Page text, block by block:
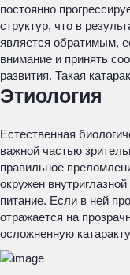
постоянно
структур, что в
является обратимым,
внимание и принять
развития. Такая
Этиология
Естественная
важной частью
правильное
окружен
питание. Если в ней
отражается на
осложненную